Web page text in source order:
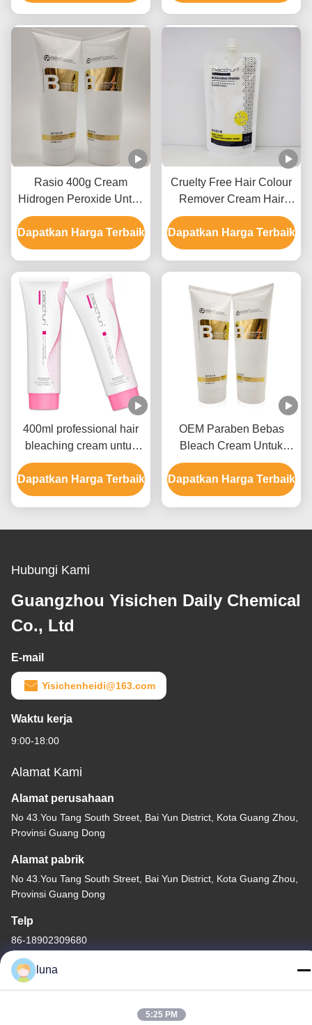
9 Tingkat
mineral
Rasio 400g Cream
Hidrogen Peroxide Untuk
Penghilang Warna
Rambut GMPC Approval
Dapatkan Harga Terbaik
Cruelty Free Hair Colour
Remover Cream Hair
Bleaching Untuk
Penggunaan Salon 9
Level
Dapatkan Harga Terbaik
400ml professional hair
bleaching cream untuk
pria dan wanita hingga 9
level
Dapatkan Harga Terbaik
OEM Paraben Bebas
Bleach Cream Untuk
Warna Rambut Dengan
Ammonium Hydroxide
Dapatkan Harga Terbaik
Hubungi Kami
Guangzhou Yisichen Daily Chemical
Co., Ltd
E-mail
Yisichenheidi@163.com
Waktu kerja
9:00-18:00
Alamat Kami
Alamat perusahaan
No 43.You Tang South Street, Bai Yun District, Kota Guang Zhou,
Provinsi Guang Dong
Alamat pabrik
No 43.You Tang South Street, Bai Yun District, Kota Guang Zhou,
Provinsi Guang Dong
Telp
86-18902309680
luna
5:25 PM